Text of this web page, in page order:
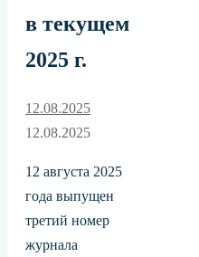
в текущем
2025 г.
12.08.2025
12.08.2025
12 августа 2025
года выпущен
третий номер
журнала